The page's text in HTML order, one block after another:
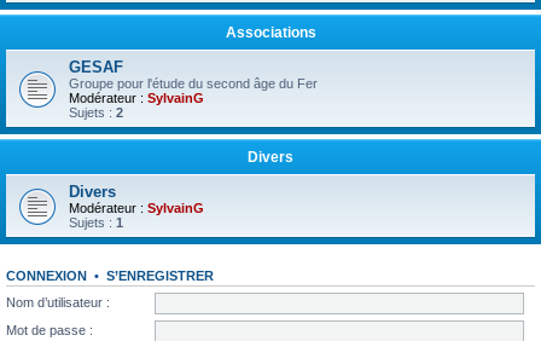
Associations
GESAF
Groupe pour l'étude du second âge du Fer
Modérateur : SylvainG
Sujets : 2
Divers
Divers
Modérateur : SylvainG
Sujets : 1
CONNEXION • S’ENREGISTRER
Nom d’utilisateur :
Mot de passe :